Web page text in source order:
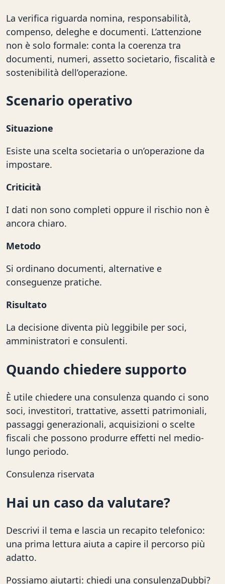
La verifica riguarda nomina, responsabilità,
compenso, deleghe e documenti. L’attenzione
non è solo formale: conta la coerenza tra
documenti, numeri, assetto societario, fiscalità e
sostenibilità dell’operazione.
Scenario operativo
Situazione
Esiste una scelta societaria o un’operazione da
impostare.
Criticità
I dati non sono completi oppure il rischio non è
ancora chiaro.
Metodo
Si ordinano documenti, alternative e
conseguenze pratiche.
Risultato
La decisione diventa più leggibile per soci,
amministratori e consulenti.
Quando chiedere supporto
È utile chiedere una consulenza quando ci sono
soci, investitori, trattative, assetti patrimoniali,
passaggi generazionali, acquisizioni o scelte
fiscali che possono produrre effetti nel medio-
lungo periodo.
Consulenza riservata
Hai un caso da valutare?
Descrivi il tema e lascia un recapito telefonico:
una prima lettura aiuta a capire il percorso più
adatto.
Possiamo aiutarti: chiedi una consulenzaDubbi?